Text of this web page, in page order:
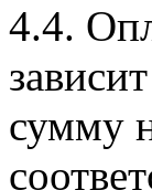
4.4.
сумму